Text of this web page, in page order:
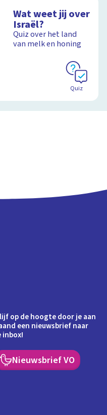
Wat weet jij over
Israël?
Quiz over het land
van melk en honing
Quiz
op de hoogte door je aan
een nieuwsbrief naar
inbox!
Nieuwsbrief VO